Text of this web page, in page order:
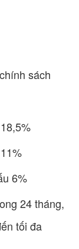
sách
6%
24 tháng,
tối đa